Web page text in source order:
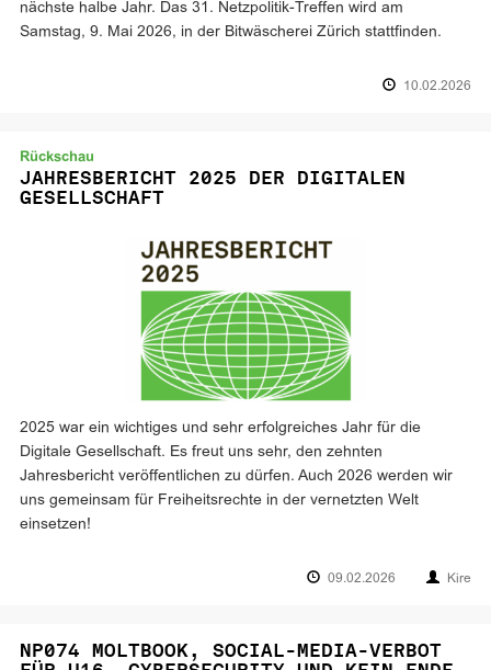
nächste halbe Jahr. Das 31. Netzpolitik-Treffen wird am
Samstag, 9. Mai 2026, in der Bitwäscherei Zürich stattfinden.
10.02.2026
Rückschau
JAHRESBERICHT 2025 DER DIGITALEN
GESELLSCHAFT
2025 war ein wichtiges und sehr erfolgreiches Jahr für die
Digitale Gesellschaft. Es freut uns sehr, den zehnten
Jahresbericht veröffentlichen zu dürfen. Auch 2026 werden wir
uns gemeinsam für Freiheitsrechte in der vernetzten Welt
einsetzen!
09.02.2026 Kire
NP074 MOLTBOOK, SOCIAL-MEDIA-VERBOT